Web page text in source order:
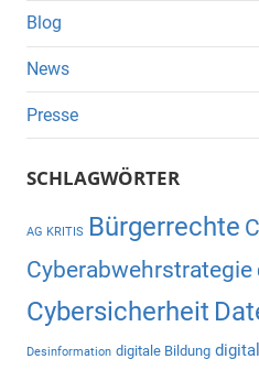
Blog
News
Presse
SCHLAGWÖRTER
AG KRITIS Bürgerrechte
Cyberabwehrstrategie
Cybersicherheit
Desinformation digitale Bildung